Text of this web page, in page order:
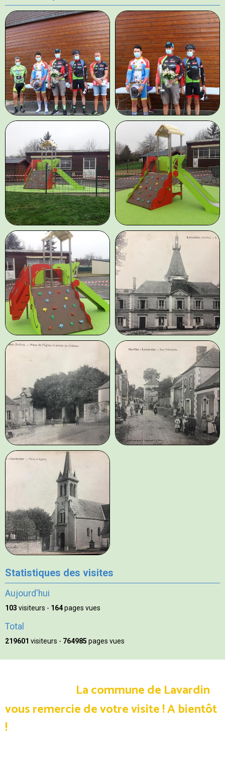
Statistiques des visites
Aujourd'hui
103 visiteurs - 164pages vues
Total
219601 visiteurs - 764985 pages vues
La commune de Lavardin
vous remercie de votre visite !A bientôt
!